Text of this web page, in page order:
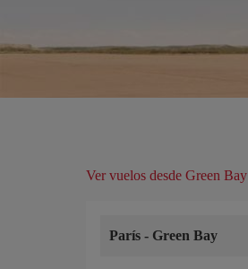
Ver vuelos desde Green Bay
París - Green Bay